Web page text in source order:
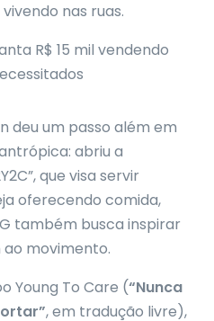
nas ruas.
deu um passo além em
abriu a
que visa servir
oferecendo comida,
também busca inspirar
movimento.
Young To Care (“Nunca
, em tradução livre),